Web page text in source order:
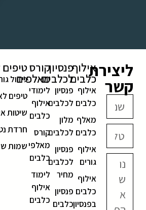
ליצירת
קשר
אילוף
כלבים
אילוף
כלבים
מאלף
כלבים
אילוף
גורים
אילוף
כלבים
בפנסיון
פנסיון
לכלבים
פנסיון
לכלבים
מלון
לכלבים
פנסיון
לכלבים
מחיר
פנסיון
כלבים
קורס
מאלפים
לימודי
אילוף
כלבים
קורס
מאלפי
כלבים
לימוד
אילוף
כלבים
גידול
טיפים
שיטות
חרדת
שמות